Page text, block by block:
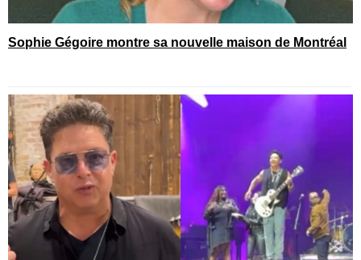
Sophie Gégoire montre sa nouvelle maison de Montréal